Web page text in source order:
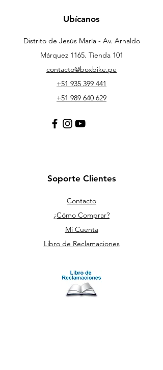
Ubícanos
Distrito de Jesús María - Av. Arnaldo
Márquez 1165. Tienda 101
contacto@boxbike.pe
+51 935 399 441
+51 989 640 629
Soporte Clientes
Contacto
¿Cómo Comprar?
Mi Cuenta
Libro de Reclamaciones